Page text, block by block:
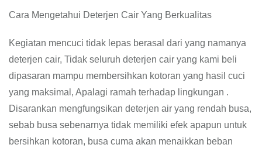
Cara Mengetahui Deterjen Cair Yang Berkualitas
Kegiatan mencuci tidak lepas berasal dari yang namanya
deterjen cair, Tidak seluruh deterjen cair yang kami beli
dipasaran mampu membersihkan kotoran yang hasil cuci
yang maksimal, Apalagi ramah terhadap lingkungan .
Disarankan mengfungsikan deterjen air yang rendah busa,
sebab busa sebenarnya tidak memiliki efek apapun untuk
bersihkan kotoran, busa cuma akan menaikkan beban